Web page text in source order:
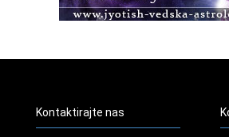
Access Energetski Facelift®
Tečaj Višeg Vodstva, razvijanja intuicije
25.08.
Kontaktirajte nas